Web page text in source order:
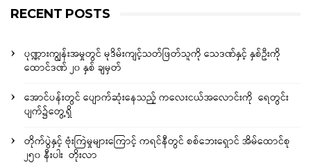
RECENT POSTS
ပုဏ္ဏားကျွန်းအမှုတွင် မုဒိမ်းကျင့်သတ်ဖြတ်သူကို သေဒဏ်နှင့် နှစ်ဦးကို
ထောင်ဒဏ် ၂၀ နှစ် ချမှတ်
အောင်ပန်းတွင် ပျောက်ဆုံးနေသည့် ကလေးငယ်အလောင်းကို ရေတွင်း
ပျက်၌တွေ့ရှိ
တိုက်ပွဲနှင့် ဗုံးကြဲမှုများကြောင့် ကရင်နီတွင် စစ်ဘေးရှောင် အိမ်ထောင်စု
၂၅၀ နီးပါး တိုးလာ